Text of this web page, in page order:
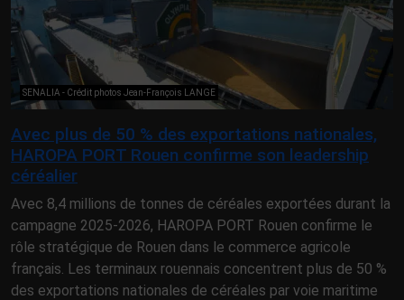
SENALIA - Crédit photos Jean-François LANGE
Avec plus de 50 % des exportations nationales,
HAROPA PORT Rouen confirme son leadership
céréalier
Avec 8,4 millions de tonnes de céréales exportées durant la
campagne 2025-2026, HAROPA PORT Rouen confirme le
rôle stratégique de Rouen dans le commerce agricole
français. Les terminaux rouennais concentrent plus de 50 %
des exportations nationales de céréales par voie maritime